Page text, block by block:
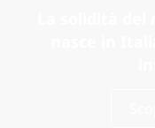
La solidità
nasce in